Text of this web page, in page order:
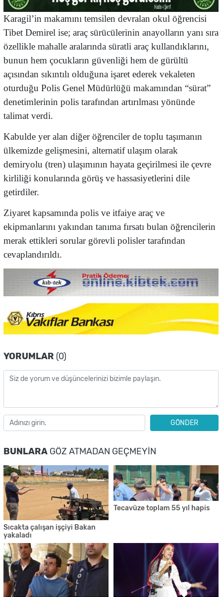
Karagil’in makamını temsilen devralan okul öğrencisi
Tibet Demirel ise; araç sürücülerinin anayolların yanı sıra
özellikle mahalle aralarında süratli araç kullandıklarını,
bunun hem çocukların güvenliği hem de gürültü
açısından sıkıntılı olduğuna işaret ederek vekaleten
oturduğu Polis Genel Müdürlüğü makamından “sürat”
denetimlerinin polis tarafından artırılması yönünde
talimat verdi.
Kabulde yer alan diğer öğrenciler de toplu taşımanın
ülkemizde gelişmesini, alternatif ulaşım olarak
demiryolu (tren) ulaşımının hayata geçirilmesi ile çevre
kirliliği konularında görüş ve hassasiyetlerini dile
getirdiler.
Ziyaret kapsamında polis ve itfaiye araç ve
ekipmanlarını yakından tanıma fırsatı bulan öğrencilerin
merak ettikleri sorular görevli polisler tarafından
cevaplandırıldı.
YORUMLAR (0)
GÖNDER
BUNLARA GÖZ ATMADAN GEÇMEYIN
Sıcakta çalışan işçiyi Bakan
yakaladı
Tecavüze toplam 55 yıl hapis